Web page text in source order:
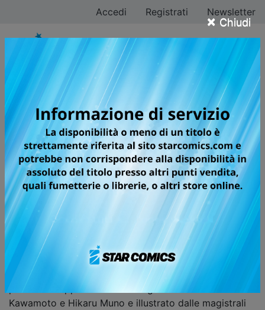
× Chiudi
Accedi Registrati Newsletter
BEYBLADE X
Una nuova era per uno dei giochi più
amati al mondo!
Robin Kazami è un blader dilettante che, dopo una
cocente sconfitta, si ritrova senza squadra,
abbandonato da tutti i suoi compagni. Il fortuito
incontro con l’ex campione Jaxon Cross, però,
cambierà per sempre il suo destino. Ha inizio la storia
di un ragazzo pronto a dedicare tutto se stesso ai
Beyblade e della sua scalata alla X Tower!
Il grande ritorno di uno dei giochi più amati del
panorama nipponico in un manga scritto da Homura
Kawamoto e Hikaru Muno e illustrato dalle magistrali